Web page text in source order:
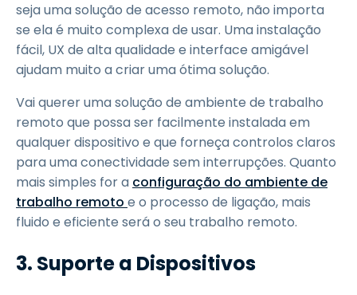
seja uma solução de acesso remoto, não importa
se ela é muito complexa de usar. Uma instalação
fácil, UX de alta qualidade e interface amigável
ajudam muito a criar uma ótima solução.
Vai querer uma solução de ambiente de trabalho
remoto que possa ser facilmente instalada em
qualquer dispositivo e que forneça controlos claros
para uma conectividade sem interrupções. Quanto
mais simples for a configuração do ambiente de
trabalho remoto e o processo de ligação, mais
fluido e eficiente será o seu trabalho remoto.
3. Suporte a Dispositivos